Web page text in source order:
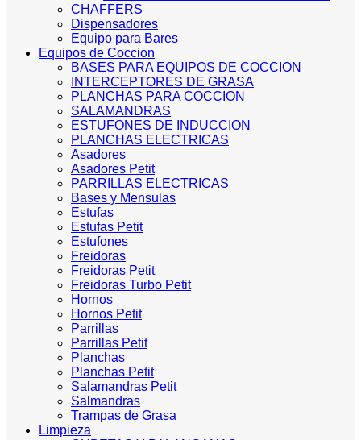
CHAFFERS
Dispensadores
Equipo para Bares
Equipos de Coccion
BASES PARA EQUIPOS DE COCCION
INTERCEPTORES DE GRASA
PLANCHAS PARA COCCION
SALAMANDRAS
ESTUFONES DE INDUCCION
PLANCHAS ELECTRICAS
Asadores
Asadores Petit
PARRILLAS ELECTRICAS
Bases y Mensulas
Estufas
Estufas Petit
Estufones
Freidoras
Freidoras Petit
Freidoras Turbo Petit
Hornos
Hornos Petit
Parrillas
Parrillas Petit
Planchas
Planchas Petit
Salamandras Petit
Salmandras
Trampas de Grasa
Limpieza